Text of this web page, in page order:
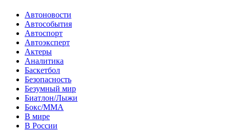
Автоновости
Автособытия
Автоспорт
Автоэксперт
Актеры
Аналитика
Баскетбол
Безопасность
Безумный мир
Биатлон/Лыжи
Бокс/MMA
В мире
В России